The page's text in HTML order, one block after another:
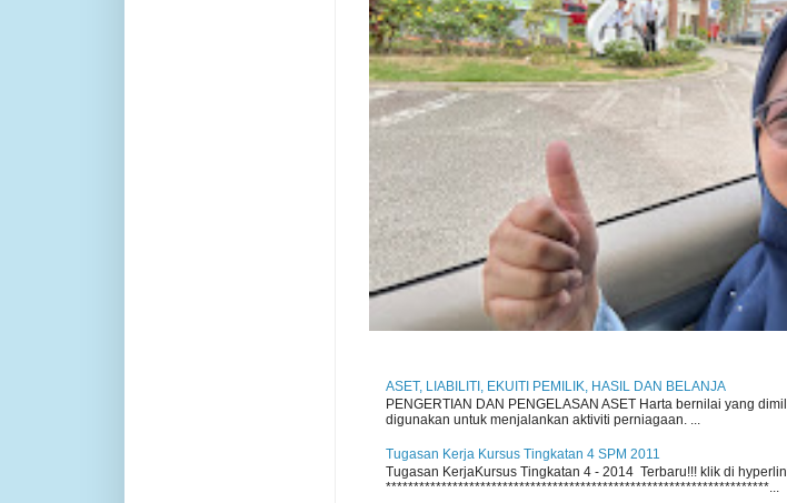
ASET, LIABILITI, EKUITI PEMILIK, HASIL DAN BELANJA
PENGERTIAN DAN PENGELASAN ASET Harta bernilai yang
digunakan untuk menjalankan aktiviti perniagaan. ...
Tugasan Kerja Kursus Tingkatan 4 SPM 2011
Tugasan KerjaKursus Tingkatan 4 - 2014 Terbaru!!! klik di
*********************************************************************...